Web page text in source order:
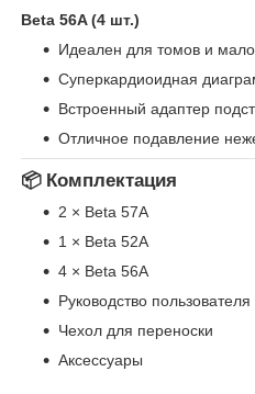
Beta 56A (4 шт.)
Идеален для томов и
Суперкардиоидная
Встроенный адаптер
Отличное подавление
📦 Комплектация
2 × Beta 57A
1 × Beta 52A
4 × Beta 56A
Руководство пользователя
Чехол для переноски
Аксессуары